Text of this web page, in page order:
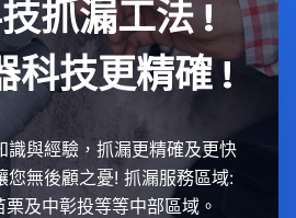
抓漏工法 !
科技更精確 !
識與經驗，抓漏更精確及更快
您無後顧之憂! 抓漏服務區域:
及中彰投等等中部區域。